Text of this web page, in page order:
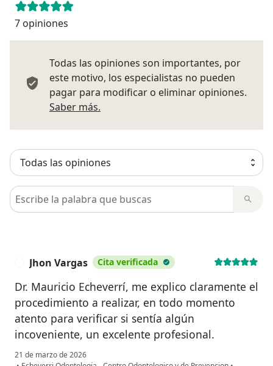
7 opiniones
Todas las opiniones son importantes, por
este motivo, los especialistas no pueden
pagar para modificar o eliminar opiniones.
Saber más.
Busca en opiniones
Jhon Vargas Cita verificada
Dr. Mauricio Echeverrí, me explico claramente el
procedimiento a realizar, en todo momento
atento para verificar si sentía algún
incoveniente, un excelente profesional.
21 de marzo de 2026